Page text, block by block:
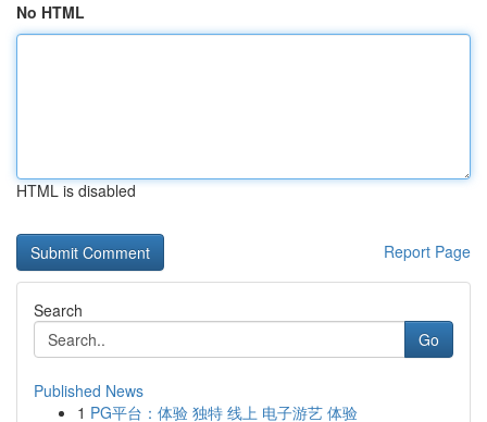
No HTML
HTML is disabled
Report Page
Search
Go
Published News
1 PG平台：体验 独特 线上 电子游艺 体验